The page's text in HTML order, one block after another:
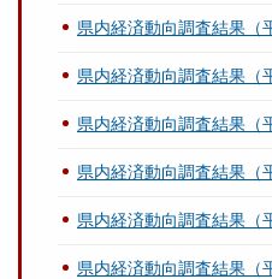
県内経済動向調査結果（
県内経済動向調査結果（
県内経済動向調査結果（
県内経済動向調査結果（
県内経済動向調査結果（
県内経済動向調査結果（